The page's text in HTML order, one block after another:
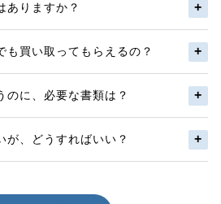
ありますか？
も買い取ってもらえるの？
のに、必要な書類は？
が、どうすればいい？